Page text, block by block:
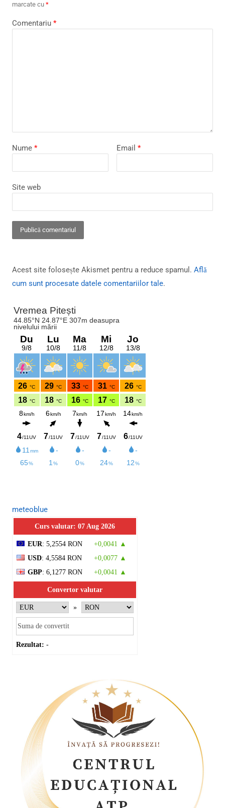
marcate cu *
Comentariu *
Nume * Email *
Site web
Acest site folosește Akismet pentru a reduce spamul. Află
cum sunt procesate datele comentariilor tale.
meteoblue
Curs valutar: 07 Aug 2026
EUR: 5,2554 RON
+0,0041 ▲
USD: 4,5584 RON
+0,0077 ▲
GBP: 6,1277 RON +0,0041 ▲
Convertor valutar
»
Rezultat: -